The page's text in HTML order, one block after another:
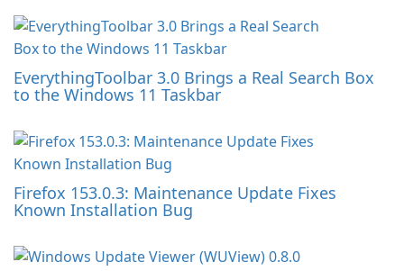
EverythingToolbar 3.0 Brings a Real Search Box
to the Windows 11 Taskbar
Firefox 153.0.3: Maintenance Update Fixes
Known Installation Bug